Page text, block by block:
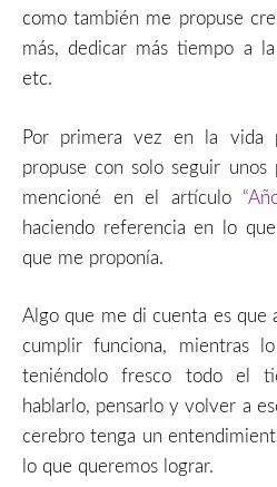
como también me propuse
más, dedicar más tiempo a
etc.
Por primera vez en la vida
propuse con solo seguir unos
mencioné en el artículo
haciendo referencia en lo
que me proponía.
Algo que me di cuenta es que
cumplir funciona, mientras
teniéndolo fresco todo el
hablarlo, pensarlo y volver a
cerebro tenga un
lo que queremos lograr.